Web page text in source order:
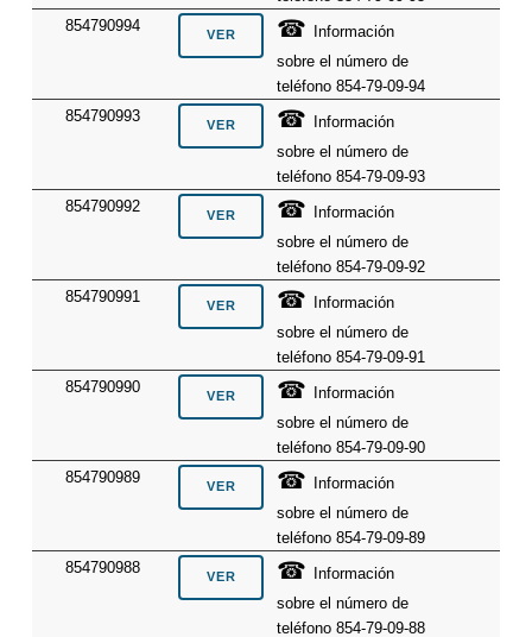
854790994
☎
Información
sobre el número de
teléfono 854-79-09-94
854790993
☎
Información
sobre el número de
teléfono 854-79-09-93
854790992
☎
Información
sobre el número de
teléfono 854-79-09-92
854790991
☎
Información
sobre el número de
teléfono 854-79-09-91
854790990
☎
Información
sobre el número de
teléfono 854-79-09-90
854790989
☎
Información
sobre el número de
teléfono 854-79-09-89
854790988
☎
Información
sobre el número de
teléfono 854-79-09-88